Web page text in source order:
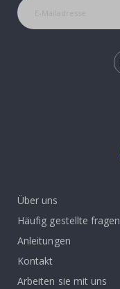
Über uns
Häufig gestellte fragen
Anleitungen
Kontakt
Arbeiten sie mit uns